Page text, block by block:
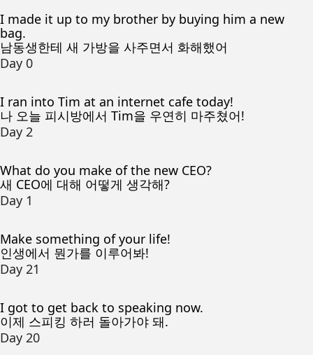
I made it up to my brother by buying him a new
bag.
남동생한테 새 가방을 사주면서 화해했어
Day 0
I ran into Tim at an internet cafe today!
나 오늘 피시방에서 Tim을 우연히 마주쳤어!
Day 2
What do you make of the new CEO?
새 CEO에 대해 어떻게 생각해?
Day 1
Make something of your life!
인생에서 뭔가를 이루어봐!
Day 21
I got to get back to speaking now.
이제 스피킹 하러 돌아가야 돼.
Day 20